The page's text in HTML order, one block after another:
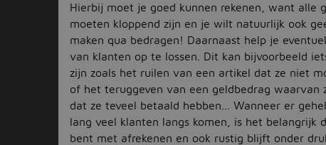
Hierbij moet je goed kunnen rekenen, want alle
moeten kloppend zijn en je wilt natuurlijk ook
maken qua bedragen! Daarnaast help je
van klanten op te lossen. Dit kan bijvoorbeeld
zijn zoals het ruilen van een artikel dat ze niet
of het teruggeven van een geldbedrag waarvan
dat ze teveel betaald hebben... Wanneer er
lang veel klanten langs komen, is het belangrijk
bent met afrekenen en ook rustig blijft onder